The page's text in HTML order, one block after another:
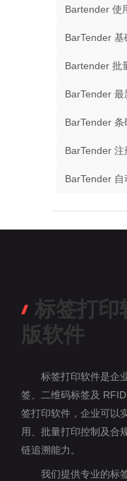
Bartender 使
BarTender 基
Bartender 批
BarTender 最
BarTender 条
BarTender 注
BarTender 自
标签打印
版软件
标签打印软件是企
签、二维码标签及
签打印软件，企业可以
用、批量打印控制及合
链追溯能力。
我们提供专业的标